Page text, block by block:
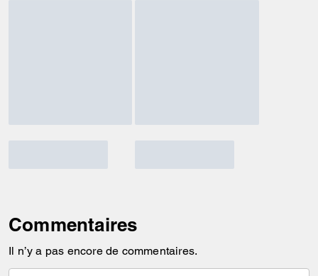
Commentaires
Il n’y a pas encore de commentaires.